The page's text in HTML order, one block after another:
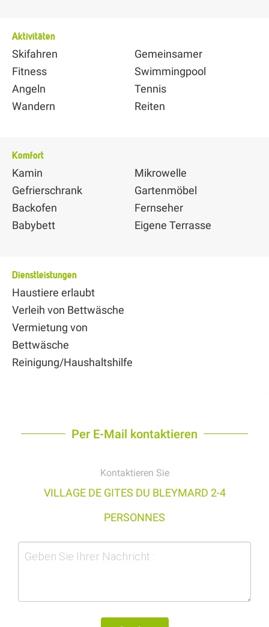
Aktivitäten
Skifahren
Fitness
Angeln
Wandern
Gemeinsamer
Swimmingpool
Tennis
Reiten
Komfort
Kamin
Gefrierschrank
Backofen
Babybett
Mikrowelle
Gartenmöbel
Fernseher
Eigene Terrasse
Dienstleistungen
Haustiere erlaubt
Verleih von Bettwäsche
Vermietung von
Bettwäsche
Reinigung/Haushaltshilfe
Per E-Mail kontaktieren
Kontaktieren Sie
VILLAGE DE GITES DU BLEYMARD 2-4
PERSONNES